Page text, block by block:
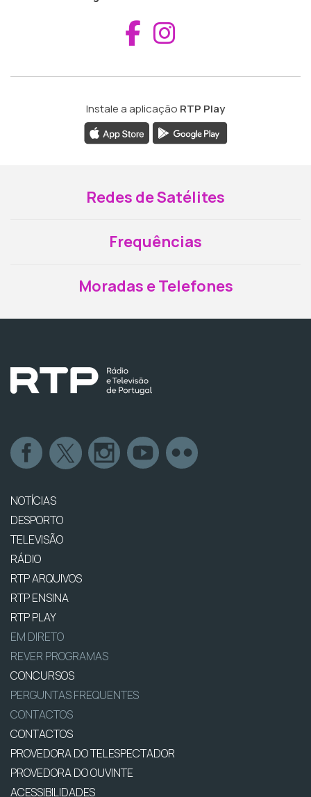
Aceder ao
Instale a aplicação RTP Play
Redes de Satélites
Frequências
Moradas e Telefones
NOTÍCIAS
DESPORTO
TELEVISÃO
RÁDIO
RTP ARQUIVOS
RTP ENSINA
RTP PLAY
EM DIRETO
REVER PROGRAMAS
CONCURSOS
PERGUNTAS FREQUENTES
CONTACTOS
CONTACTOS
PROVEDORA DO TELESPECTADOR
PROVEDORA DO OUVINTE
ACESSIBILIDADES